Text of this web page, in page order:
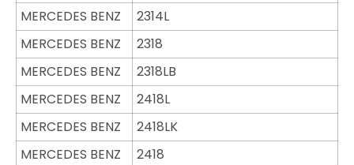
MERCEDES BENZ
2314L
MERCEDES BENZ
2318
MERCEDES BENZ
2318LB
MERCEDES BENZ
2418L
MERCEDES BENZ
2418LK
MERCEDES BENZ
2418